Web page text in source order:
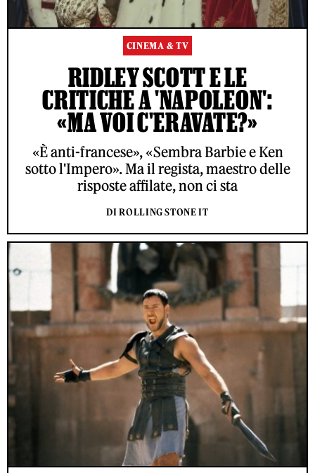
CINEMA & TV
RIDLEY SCOTT E LE
CRITICHE A 'NAPOLEON':
«MA VOI C'ERAVATE?»
«È anti-francese», «Sembra Barbie e Ken
sotto l'Impero». Ma il regista, maestro delle
risposte affilate, non ci sta
DI ROLLING STONE IT